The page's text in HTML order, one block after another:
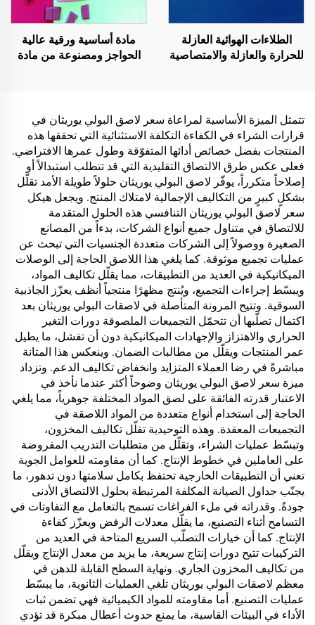
الطلاءات الهوائية العازلة
للحرارة والعازلة والامتصاصية
المشمسة، والجدران
الخارجية، والجدران الداخلية،
والجدران الفاصلة، وغرف
النوم، وقاعات الاجتماعات،
والفصل الدراسية، وقاعات
الكاريوكي (KTV)، والمرائب
تحت الأرض، وقاعات السينما
المنزلية تحت الأرض، والأنفاق
مادة أساسية ورقية عالية
الحواجز ومصنوعة من مادة
والمعجنات والتوابل
تتمثل الميزة الأساسية لمراعاة سعر لاصق البولي يوريثان في
قرارات الشراء في الكفاءة التكلفة الاستثنائية التي تحققها هذه
المنتجات بفضل خصائص أدائها المتفوّقة وطول عمرها الافتراضي.
فعلى عكس طرق الالتصاق التقليدية التي قد تتطلب استبدالاً أو
إصلاحاً متكرراً، يوفّر لاصق البولي يوريثان حلولاً طويلة الأمد تقلّل
بشكلٍ كبيرٍ من التكاليف الإجمالية لامتلاك المنتج. ويجعل هيكل
سعر لاصق البولي يوريثان التنافسي هذه الحلول المتقدمة
للالتصاق في متناول جميع أنواع الشركات، بدءاً من المصانع
الصغيرة ووصولاً إلى الشركات متعددة الجنسيات التي تبحث عن
عمليات تجميع موثوقة. كما يلغي هذا اللاصق الحاجة إلى الوصلات
الميكانيكية في العديد من التطبيقات، مما يقلّل تكاليف المواد،
ويبسّط إجراءات التجميع، ويُنتج مظهرًا منتجياً أنظف يعزّز الجاذبية
السوقية. وتتيح المرونة المتأصلة في لاصقات البولي يوريثان بعد
اكتمال تصلّبها أن تتحمّل التجميعات الملصوقة دورات التغير
الحراري والاهتزاز والإجهادات الميكانيكية دون أن تفشل، ما يطيل
عمر المنتجات ويقلّل من مطالبات الضمان. وينعكس هذا المتانة
مباشرةً في رضا العملاء المتزايد وانخفاض تكاليف الدعم. وتزداد
ميزة سعر لاصق البولي يوريثان وضوحاً أكثر عندما نأخذ في
الاعتبار قدرته الفائقة على لصق المواد المختلفة جوهرياً، مما يلغي
الحاجة إلى استخدام أنواع متعددة من المواد اللاصقة في
التجميعات المعقدة. وهذه التوحيدية تقلّل تكاليف المخزون،
وتبسّط عمليات الشراء، وتقلّل من متطلبات التدريب المفروضة
على العاملين في خطوط الإنتاج. كما أن مقاومته للعوامل الجوية
تعني أن التطبيقات الخارجية تحتفظ بكامل سلامتها دون تدهور، ما
يجنّب جداول الصيانة المكلفة المرتبطة بحلول الالتصاق الأدنى
جودةً. وقدراته في ملء الفراغات تسمح بالتعامل مع التفاوتات في
التسامح أثناء التصنيع، ما يقلّل معدلات الرفض ويعزّز كفاءة
الإنتاج. كما أن خيارات التصلّب السريع المتاحة في العديد من
التركيبات تتيح دورات إنتاج سريعة، ما يزيد من معدل الإنتاج ويقلّل
من تكاليف المخزون الجاري. ونهاية السطح القابلة للدهن في
معظم لاصقات البولي يوريثان تلغي العمليات الثانوية، ما يبسّط
عمليات التصنيع. أما مقاومته للمواد الكيميائية فهي تضمن ثبات
الأداء في البيئات القاسية، ما يمنع حدوث أعطال مبكرة قد تؤدي